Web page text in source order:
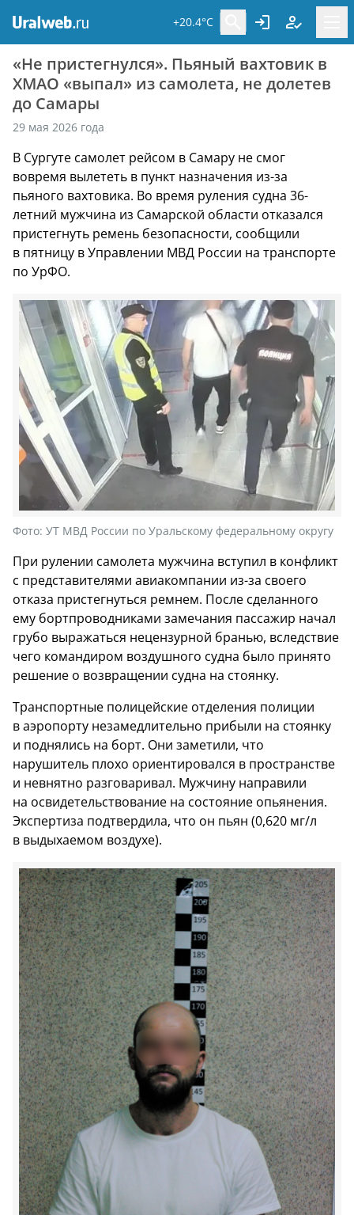
+20.4°C
«Не пристегнулся». Пьяный вахтовик в
ХМАО «выпал» из самолета, не долетев
до Самары
29 мая 2026 года
В Сургуте самолет рейсом в Самару не смог
вовремя вылететь в пункт назначения из-за
пьяного вахтовика. Во время руления судна 36-
летний мужчина из Самарской области отказался
пристегнуть ремень безопасности, сообщили
в пятницу в Управлении МВД России на транспорте
по УрФО.
Фото: УТ МВД России по Уральскому федеральному округу
При рулении самолета мужчина вступил в конфликт
с представителями авиакомпании из-за своего
отказа пристегнуться ремнем. После сделанного
ему бортпроводниками замечания пассажир начал
грубо выражаться нецензурной бранью, вследствие
чего командиром воздушного судна было принято
решение о возвращении судна на стоянку.
Транспортные полицейские отделения полиции
в аэропорту незамедлительно прибыли на стоянку
и поднялись на борт. Они заметили, что
нарушитель плохо ориентировался в пространстве
и невнятно разговаривал. Мужчину направили
на освидетельствование на состояние опьянения.
Экспертиза подтвердила, что он пьян (0,620 мг/л
в выдыхаемом воздухе).